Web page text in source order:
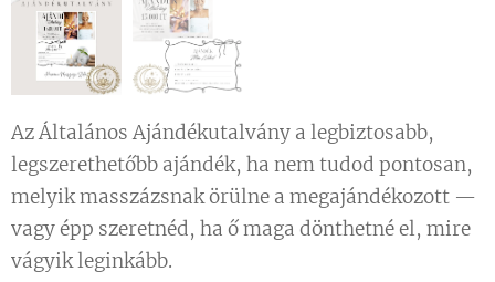
Az Általános Ajándékutalvány a legbiztosabb,
legszerethetőbb ajándék, ha nem tudod pontosan,
melyik masszázsnak örülne a megajándékozott —
vagy épp szeretnéd, ha ő maga dönthetné el, mire
vágyik leginkább.